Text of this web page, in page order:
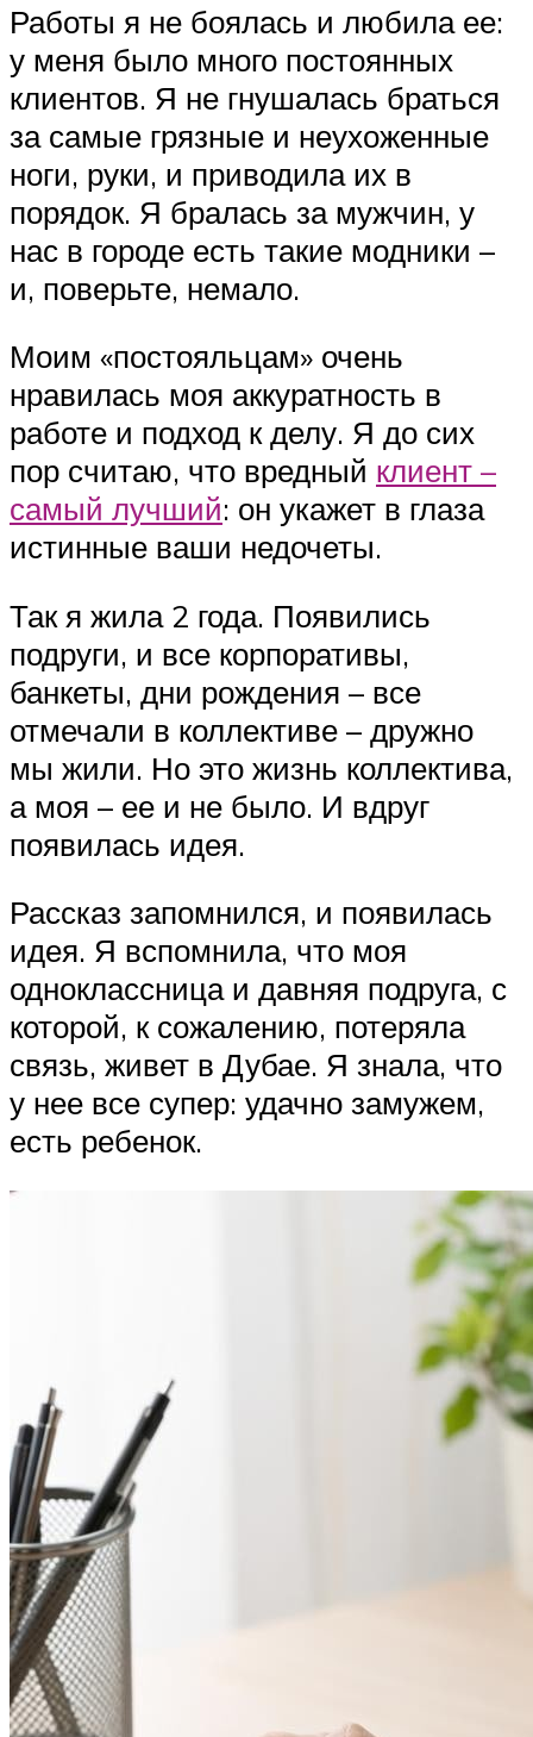
Работы я не боялась и любила ее:
у меня было много постоянных
клиентов. Я не гнушалась браться
за самые грязные и неухоженные
ноги, руки, и приводила их в
порядок. Я бралась за мужчин, у
нас в городе есть такие модники –
и, поверьте, немало.
Моим «постояльцам» очень
нравилась моя аккуратность в
работе и подход к делу. Я до сих
пор считаю, что вредный клиент –
самый лучший: он укажет в глаза
истинные ваши недочеты.
Так я жила 2 года. Появились
подруги, и все корпоративы,
банкеты, дни рождения – все
отмечали в коллективе – дружно
мы жили. Но это жизнь коллектива,
а моя – ее и не было. И вдруг
появилась идея.
Рассказ запомнился, и появилась
идея. Я вспомнила, что моя
одноклассница и давняя подруга, с
которой, к сожалению, потеряла
связь, живет в Дубае. Я знала, что
у нее все супер: удачно замужем,
есть ребенок.